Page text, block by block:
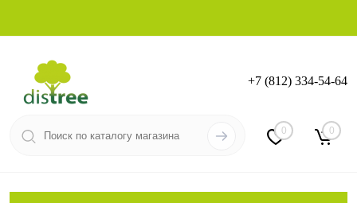
Вход Регистрация
+7 (812) 334-54-64
0 0